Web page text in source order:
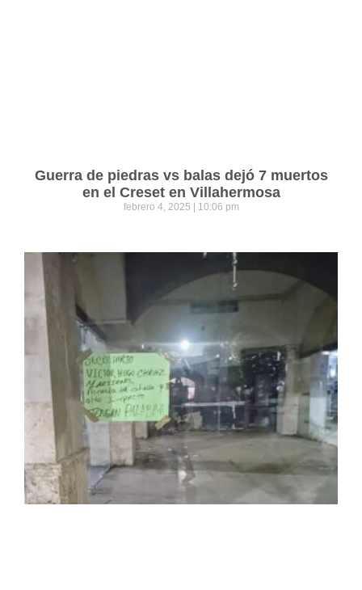
Guerra de piedras vs balas dejó 7 muertos
en el Creset en Villahermosa
febrero 4, 2025 10:06 pm